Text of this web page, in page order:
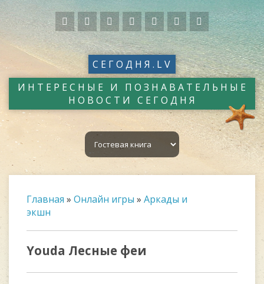
СЕГОДНЯ.LV
ИНТЕРЕСНЫЕ И ПОЗНАВАТЕЛЬНЫЕ
НОВОСТИ СЕГОДНЯ
Главная » Онлайн игры » Аркады и
экшн
Youda Лесные феи